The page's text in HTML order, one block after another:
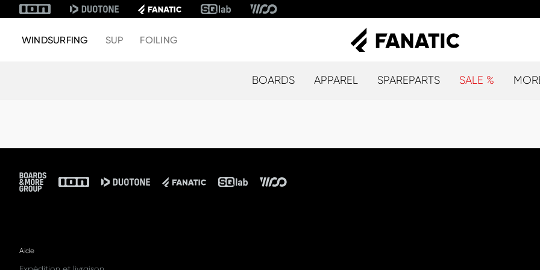
WINDSURFING SUP FOILING
BOARDS APPAREL SPAREPARTS SALE %
Footer
Aide